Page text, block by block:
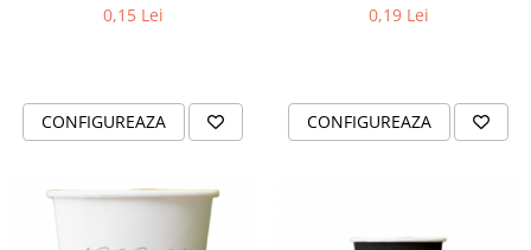
0,15 Lei
CONFIGUREAZA
0,19 Lei
CONFIGUREAZA